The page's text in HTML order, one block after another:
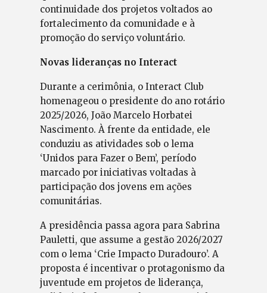
continuidade dos projetos voltados ao
fortalecimento da comunidade e à
promoção do serviço voluntário.
Novas lideranças no Interact
Durante a cerimônia, o Interact Club
homenageou o presidente do ano rotário
2025/2026, João Marcelo Horbatei
Nascimento. À frente da entidade, ele
conduziu as atividades sob o lema
‘Unidos para Fazer o Bem’, período
marcado por iniciativas voltadas à
participação dos jovens em ações
comunitárias.
A presidência passa agora para Sabrina
Pauletti, que assume a gestão 2026/2027
com o lema ‘Crie Impacto Duradouro’. A
proposta é incentivar o protagonismo da
juventude em projetos de liderança,